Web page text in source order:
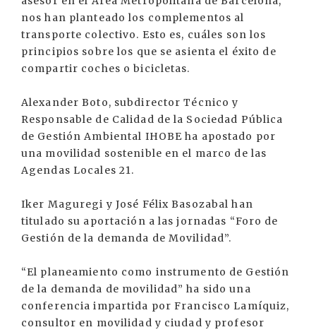
nos han planteado los complementos al
transporte colectivo. Esto es, cuáles son los
principios sobre los que se asienta el éxito de
compartir coches o bicicletas.
Alexander Boto, subdirector Técnico y
Responsable de Calidad de la Sociedad Pública
de Gestión Ambiental IHOBE ha apostado por
una movilidad sostenible en el marco de las
Agendas Locales 21.
Iker Maguregi y José Félix Basozabal han
titulado su aportación a las jornadas “Foro de
Gestión de la demanda de Movilidad”.
“El planeamiento como instrumento de Gestión
de la demanda de movilidad” ha sido una
conferencia impartida por Francisco Lamíquiz,
consultor en movilidad y ciudad y profesor